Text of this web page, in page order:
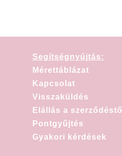
Segítségnyújtás:
Mérettáblázat
Kapcsolat
Visszaküldés
Elállás a szerződéstől
Pontgyűjtés
Gyakori kérdések